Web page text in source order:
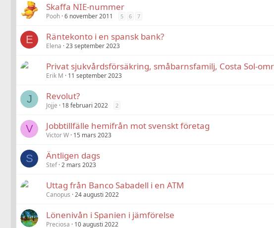
Skaffa NIE-nummer
Pooh 6 november 2011 5 6 7
E Räntekonto i en spansk bank?
Elena 23 september 2023
Privat sjukvårdsförsäkring, småbarnsfamilj, Costa Sol-
Erik M 11 september 2023
J Revolut?
Jojje 18 februari 2022 2
V Jobbtillfälle hemifrån mot svenskt företag
Victor W 15 mars 2023
S Äntligen dags
Stef 2 mars 2023
Uttag från Banco Sabadell i en ATM
Canopus 24 augusti 2022
Lönenivån i Spanien i jämförelse
Preciosa 10 augusti 2022